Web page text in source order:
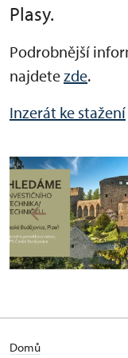
Plasy.
Podrobnější
najdetezde.
Inzerát ke stažení
Domů